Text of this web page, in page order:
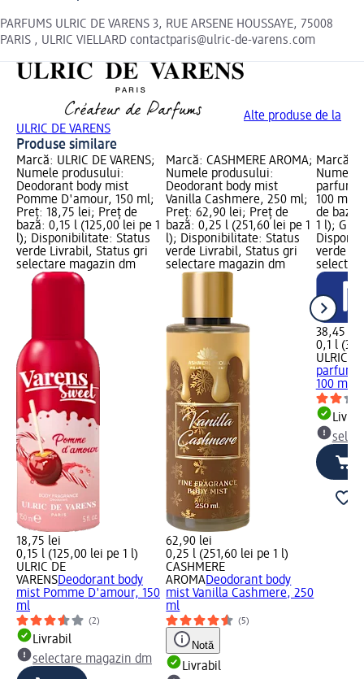
PARFUMS ULRIC DE VARENS 3, RUE ARSENE HOUSSAYE, 75008
PARIS , ULRIC VIELLARD contactparis@ulric-de-varens.com
Alte produse de la
ULRIC DE VARENS
Produse similare
Marcă: ULRIC DE VARENS;
Numele produsului:
Deodorant body mist
Pomme D'amour, 150 ml;
Preț: 18,75 lei; Preț de
bază: 0,15 l (125,00 lei pe 1
l); Disponibilitate: Status
verde Livrabil, Status gri
selectare magazin dm
18,75 lei
0,15 l (125,00 lei pe 1 l)
ULRIC DE
VARENSDeodorant body
mist Pomme D'amour, 150
ml
(2)
Livrabil
selectare magazin dm
Marcă: CASHMERE AROMA;
Numele produsului:
Deodorant body mist
Vanilla Cashmere, 250 ml;
Preț: 62,90 lei; Preț de
bază: 0,25 l (251,60 lei pe 1
l); Disponibilitate: Status
verde Livrabil, Status gri
selectare magazin dm
62,90 lei
0,25 l (251,60 lei pe 1 l)
CASHMERE
AROMADeodorant body
mist Vanilla Cashmere, 250
ml
(5)
Notă
Livrabil
Marcă:
Numele
parfum
100 ml;
de
1 l);
verde
38,45 lei
0,1 l
ULRIC
parfum
100 ml